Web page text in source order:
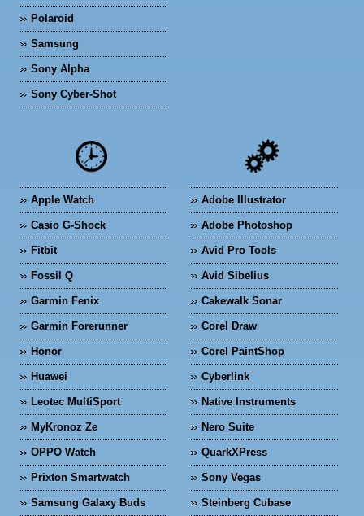
Polaroid
Samsung
Sony Alpha
Sony Cyber-Shot
Apple Watch
Casio G-Shock
Fitbit
Fossil Q
Garmin Fenix
Garmin Forerunner
Honor
Huawei
Leotec MultiSport
MyKronoz Ze
OPPO Watch
Prixton Smartwatch
Samsung Galaxy Buds
Adobe Illustrator
Adobe Photoshop
Avid Pro Tools
Avid Sibelius
Cakewalk Sonar
Corel Draw
Corel PaintShop
Cyberlink
Native Instruments
Nero Suite
QuarkXPress
Sony Vegas
Steinberg Cubase